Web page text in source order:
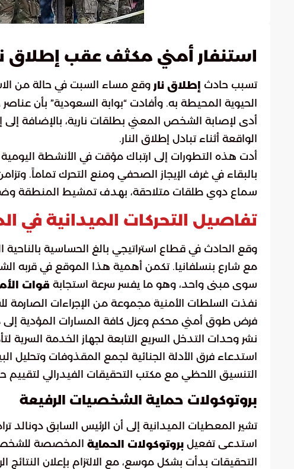
استنفار أمني مكثف عقب إطلاق
تسبب حادث إطلاق نار وقع مساء السبت في حالة من
الحيوية المحيطة به. وأفادت “بوابة السعودية” بأن
أدى لإصابة الشخص المعني بطلقات نارية، بالإضافة
الواقعة أثناء تبادل إطلاق النار.
أدت هذه التطورات إلى ارتباك مؤقت في الأنشطة اليومية
بالبقاء في غرف الإيجاز الصحفي ومنع التحرك تماماً.
سماع دوي طلقات متلاحقة، بهدف تمشيط المنطقة
تفاصيل التحركات الميدانية في
وقع الحادث في قطاع استراتيجي بالغ الحساسية بالناحية
مع شارع بنسلفانيا. تكمن أهمية هذا الموقع في قربه
سوى مبنى واحد، وهو ما يفسر سرعة استجابة قوات
نفذت السلطات الأمنية مجموعة من الإجراءات الصارمة
فرض طوق أمني محكم وعزل كافة المسارات المؤدية إلى
نشر وحدات التدخل السريع التابعة لجهاز الخدمة السرية
استدعاء فرق الأدلة الجنائية لجمع المقذوفات وتحليل
التنسيق اللحظي مع مكتب التحقيقات الفيدرالي لتقييم
بروتوكولات حماية الشخصيات الرفيعة
تشير المعطيات الميدانية إلى أن الرئيس السابق دونالد
استدعى تفعيل بروتوكولات الحماية المخصصة
التحقيقات بدأت بشكل موسع، مع الالتزام بإعلان